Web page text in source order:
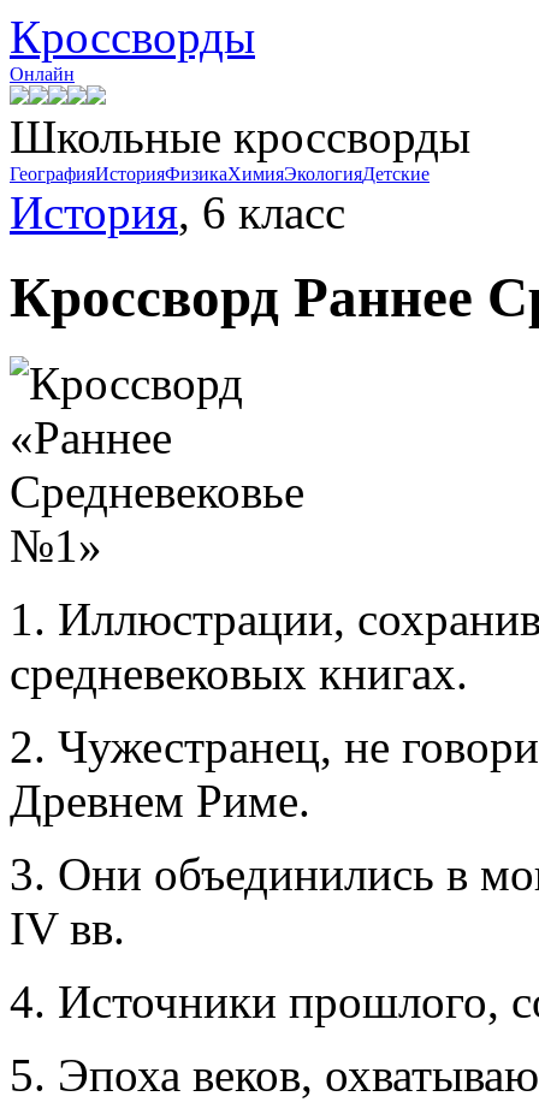
Кроссворды
Онлайн
Школьные кроссворды
ГеографияИсторияФизикаХимияЭкологияДетские
История, 6 класс
Кроссворд Раннее
1. Иллюстрации,
средневековых книгах.
2. Чужестранец, не
Древнем Риме.
3. Они объединились в
IV вв.
4. Источники прошлого,
5. Эпоха веков,